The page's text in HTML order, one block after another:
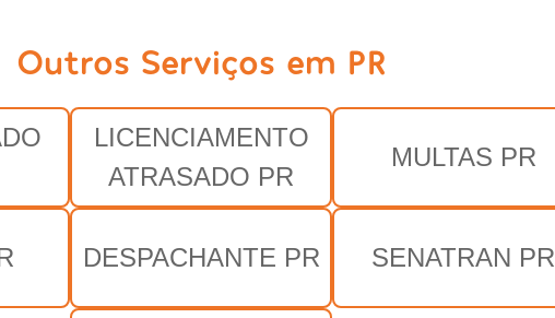
Outros Serviços em PR
LICENCIAMENTO
ATRASADO PR
MULTAS PR
DESPACHANTE PR SENATRAN PR